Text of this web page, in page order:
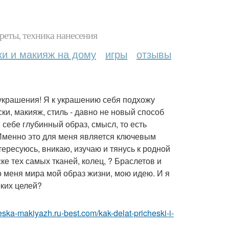
техника нанесения
и макияж на дому игры отзывы
Я к украшению себя подхожу
макияж, стиль - давно не новый способ
глубинный образ, смысл, то есть
это для меня является ключевым
вникаю, изучаю и тянусь к родной
тех самых тканей, колец, ? Браслетов и
меня мира мой образ жизни, мою идею. И я
целей?
makiyazh.ru-best.com/kak-delat-pricheski-i-